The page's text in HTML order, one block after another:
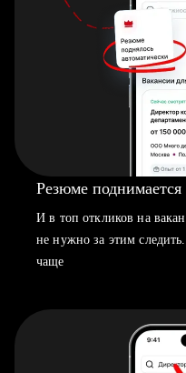
Резюме
И в топ откликов на
не нужно за этим следить.
чаще